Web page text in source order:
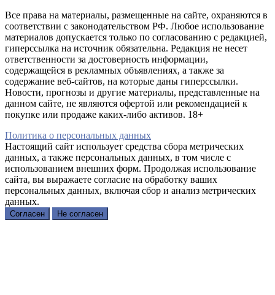
Все права на материалы, размещенные на сайте, охраняются в
соответствии с законодательством РФ. Любое использование
материалов допускается только по согласованию с редакцией,
гиперссылка на источник обязательна. Редакция не несет
ответственности за достоверность информации,
содержащейся в рекламных объявлениях, а также за
содержание веб-сайтов, на которые даны гиперссылки.
Новости, прогнозы и другие материалы, представленные на
данном сайте, не являются офертой или рекомендацией к
покупке или продаже каких-либо активов. 18+
Политика о персональных данных
Настоящий сайт использует средства сбора метрических
данных, а также персональных данных, в том числе с
использованием внешних форм. Продолжая использование
сайта, вы выражаете согласие на обработку ваших
персональных данных, включая сбор и анализ метрических
данных.
Согласен Не согласен